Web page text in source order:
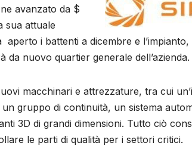
avanzato da $
sua attuale
i battenti a dicembre e
nuovo quartier generale dell’azienda.
macchinari e attrezzature, tra cui
gruppo di continuità, un sistema
3D di grandi dimensioni. Tutto ciò
le parti di qualità per i settori critici.